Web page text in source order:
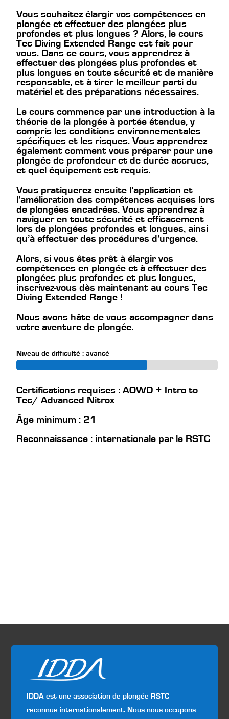
Vous souhaitez élargir vos compétences en
plongée et effectuer des plongées plus
profondes et plus longues ? Alors, le cours
Tec Diving Extended Range est fait pour
vous. Dans ce cours, vous apprendrez à
effectuer des plongées plus profondes et
plus longues en toute sécurité et de manière
responsable, et à tirer le meilleur parti du
matériel et des préparations nécessaires.
Le cours commence par une introduction à la
théorie de la plongée à portée étendue, y
compris les conditions environnementales
spécifiques et les risques. Vous apprendrez
également comment vous préparer pour une
plongée de profondeur et de durée accrues,
et quel équipement est requis.
Vous pratiquerez ensuite l’application et
l’amélioration des compétences acquises lors
de plongées encadrées. Vous apprendrez à
naviguer en toute sécurité et efficacement
lors de plongées profondes et longues, ainsi
qu’à effectuer des procédures d’urgence.
Alors, si vous êtes prêt à élargir vos
compétences en plongée et à effectuer des
plongées plus profondes et plus longues,
inscrivez-vous dès maintenant au cours Tec
Diving Extended Range !
Nous avons hâte de vous accompagner dans
votre aventure de plongée.
Niveau de difficulté : avancé
Certifications requises : AOWD + Intro to
Tec/ Advanced Nitrox
Âge minimum : 21
Reconnaissance : internationale par le RSTC
IDDA est une association de plongée RSTC
reconnue internationalement. Nous nous occupons